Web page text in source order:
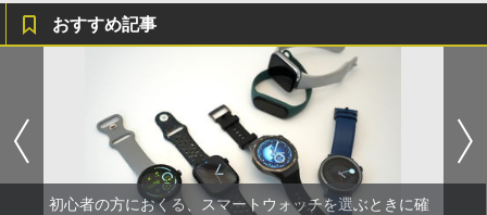
おすすめ記事
初心者の方におくる、スマートウォッチを選ぶときに確